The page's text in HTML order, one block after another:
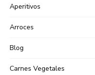
Aperitivos
Arroces
Blog
Carnes Vegetales